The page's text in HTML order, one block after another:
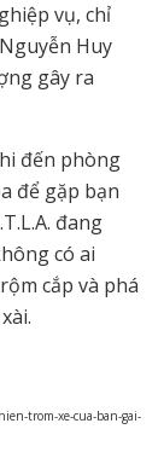
vụ, chỉ
Huy
gây ra
đến phòng
để gặp bạn
đang
có ai
cắp và phá
trom-xe-cua-ban-gai-